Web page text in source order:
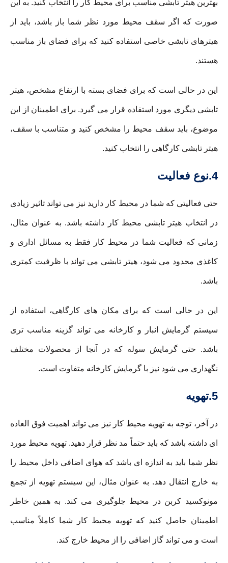
بهترین هیتر تابشی مناسب برای محیط کار را انتخاب کنید. به این
صورت که اگر سقف محیط مورد نظر شما باز باشد، باید از
هیترهای تابشی خاصی استفاده کنید که برای فضای باز مناسب
هستند.
این در حالی است که برای فضای بسته با ارتفاع مشخص، هیتر
تابشی دیگری مورد استفاده قرار می گیرد. برای اطمینان از این
موضوع، باید سقف محیط را مشخص کنید و متناسب با سقف،
هیتر تابشی کارگاهی را انتخاب کنید.
4.نوع فعالیت
حتی فعالیتی که شما در محیط کار دارید نیز می تواند تاثیر زیادی
در انتخاب هیتر تابشی محیط کار داشته باشد. به عنوان مثال،
زمانی که فعالیت شما در محیط کار فقط به مسائل اداری و
کاغذی محدود می شود، هیتر تابشی می تواند با ظرفیت کمتری
باشد.
این در حالی است که برای مکان های کارگاهی، استفاده از
سیستم گرمایش انبار و کارخانه می تواند گزینه مناسب تری
باشد. حتی گرمایش سوله که در آنجا از محصولات مختلف
نگهداری می شود نیز با گرمایش کارخانه متفاوت است.
5.تهویه
در آخر، توجه به تهویه محیط کار نیز می تواند اهمیت فوق العاده
ای داشته باشد که باید حتماً مد نظر قرار دهید. تهویه محیط مورد
نظر شما باید به اندازه ای باشد که هوای اضافی داخل محیط را
به خارج انتقال دهد. به عنوان مثال، این سیستم تهویه از تجمع
مونوکسید کربن در محیط جلوگیری می کند. به همین خاطر
اطمینان حاصل کنید که تهویه محیط کار شما کاملاً مناسب
است و می تواند گاز اضافی را از محیط خارج کند.